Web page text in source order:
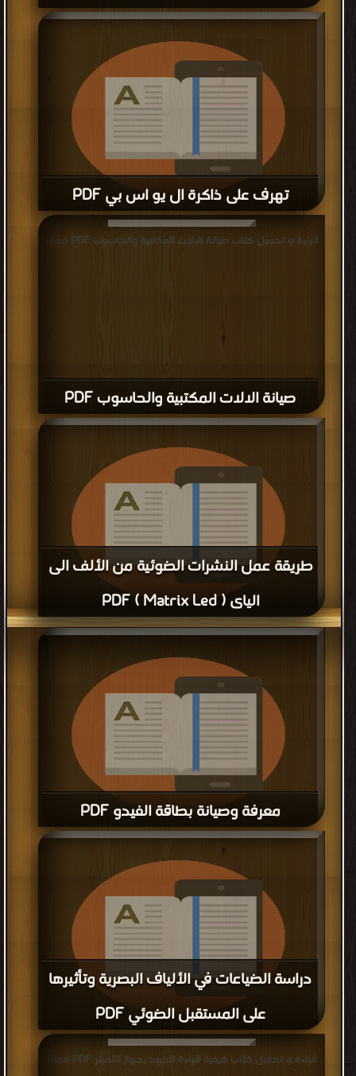
قراءة و تحميل كتاب الحماية الكاثودية cathodic protection PDF
مجانا
تهرف على ذاكرة ال يو اس بي PDF
قراءة و تحميل كتاب تهرف على ذاكرة ال يو اس بي PDF مجانا
صيانة الالات المكتبية والحاسوب PDF
قراءة و تحميل كتاب صيانة الالات المكتبية والحاسوب PDF مجانا
طريقة عمل النشرات الضوئية من الألف الى
الياى ( Matrix Led ) PDF
قراءة و تحميل كتاب طريقة عمل النشرات الضوئية من الألف الى
معرفة وصيانة بطاقة الفيدو PDF
قراءة و تحميل كتاب معرفة وصيانة بطاقة الفيدو PDF مجانا
دراسة الضياعات في الألياف البصرية وتأثيرها
على المستقبل الضوئي PDF
قراءة و تحميل كتاب دراسة الضياعات في الألياف البصرية وتأثيرها
على المستقبل الضوئي PDF مجانا
قراءة و تحميل كتاب كيفية قراءة الجهد بجهاز الأميتر PDF مجانا